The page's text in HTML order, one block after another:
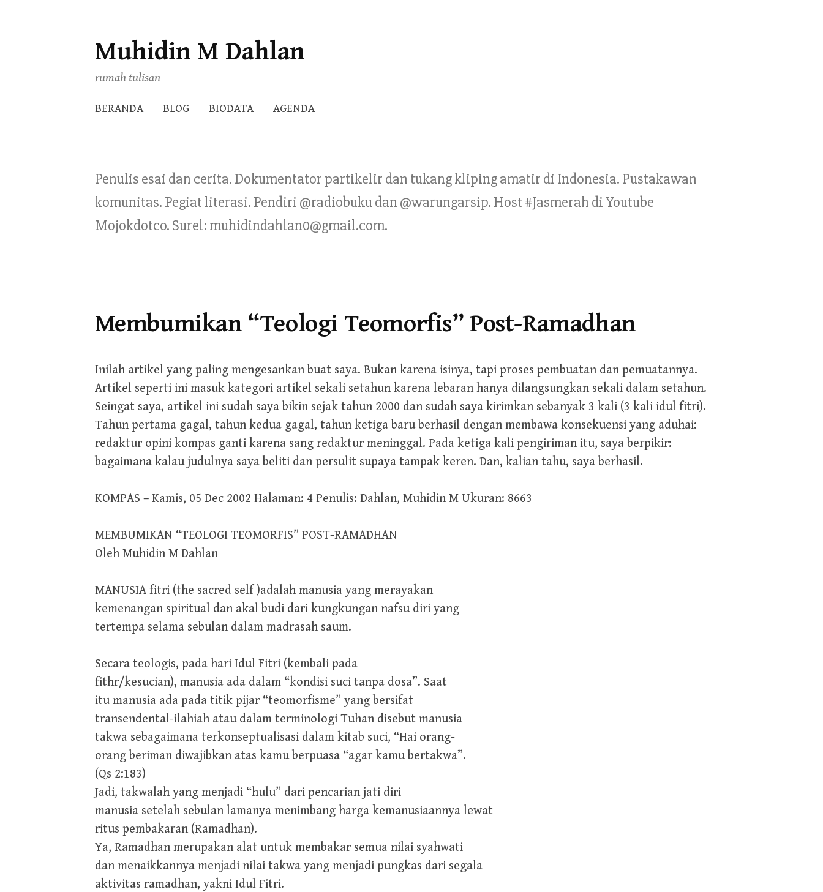
Skip
to
content
Muhidin M Dahlan
rumah tulisan
BERANDA BLOG BIODATA AGENDA
Penulis esai dan cerita. Dokumentator partikelir dan tukang kliping amatir di Indonesia. Pustakawan
komunitas. Pegiat literasi. Pendiri @radiobuku dan @warungarsip. Host #Jasmerah di Youtube
Mojokdotco. Surel: muhidindahlan0@gmail.com.
Membumikan “Teologi Teomorfis” Post-Ramadhan
Inilah artikel yang paling mengesankan buat saya. Bukan karena isinya, tapi proses pembuatan dan pemuatannya.
Artikel seperti ini masuk kategori artikel sekali setahun karena lebaran hanya dilangsungkan sekali dalam setahun.
Seingat saya, artikel ini sudah saya bikin sejak tahun 2000 dan sudah saya kirimkan sebanyak 3 kali (3 kali idul fitri).
Tahun pertama gagal, tahun kedua gagal, tahun ketiga baru berhasil dengan membawa konsekuensi yang aduhai:
redaktur opini kompas ganti karena sang redaktur meninggal. Pada ketiga kali pengiriman itu, saya berpikir:
bagaimana kalau judulnya saya beliti dan persulit supaya tampak keren. Dan, kalian tahu, saya berhasil.
KOMPAS – Kamis, 05 Dec 2002 Halaman: 4 Penulis: Dahlan, Muhidin M Ukuran: 8663
MEMBUMIKAN “TEOLOGI TEOMORFIS” POST-RAMADHAN
Oleh Muhidin M Dahlan
MANUSIA fitri (the sacred self )adalah manusia yang merayakan
kemenangan spiritual dan akal budi dari kungkungan nafsu diri yang
tertempa selama sebulan dalam madrasah saum.
Secara teologis, pada hari Idul Fitri (kembali pada
fithr/kesucian), manusia ada dalam “kondisi suci tanpa dosa”. Saat
itu manusia ada pada titik pijar “teomorfisme” yang bersifat
transendental-ilahiah atau dalam terminologi Tuhan disebut manusia
takwa sebagaimana terkonseptualisasi dalam kitab suci, “Hai orang-
orang beriman diwajibkan atas kamu berpuasa “agar kamu bertakwa”.
(Qs 2:183)
Jadi, takwalah yang menjadi “hulu” dari pencarian jati diri
manusia setelah sebulan lamanya menimbang harga kemanusiaannya lewat
ritus pembakaran (Ramadhan).
Ya, Ramadhan merupakan alat untuk membakar semua nilai syahwati
dan menaikkannya menjadi nilai takwa yang menjadi pungkas dari segala
aktivitas ramadhan, yakni Idul Fitri.